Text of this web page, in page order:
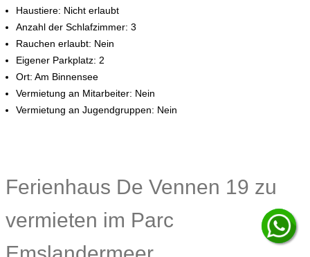
Haustiere: Nicht erlaubt
Anzahl der Schlafzimmer: 3
Rauchen erlaubt: Nein
Eigener Parkplatz: 2
Ort: Am Binnensee
Vermietung an Mitarbeiter: Nein
Vermietung an Jugendgruppen: Nein
Ferienhaus De Vennen 19 zu
vermieten im Parc